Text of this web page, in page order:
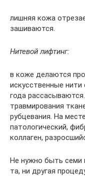
лишняя кожа
зашиваются.
Нитевой лифтинг:
в коже делаются
искусственные
года
травмирования
рубцевания. На
патологический,
коллаген,
Не нужно быть семи
та, ни другая